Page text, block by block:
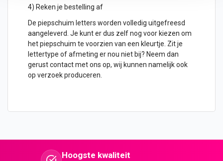
4) Reken je bestelling af
De piepschuim letters worden volledig uitgefreesd
aangeleverd. Je kunt er dus zelf nog voor kiezen om
het piepschuim te voorzien van een kleurtje. Zit je
lettertype of afmeting er nou niet bij? Neem dan
gerust contact met ons op, wij kunnen namelijk ook
op verzoek produceren.
Hoogste kwaliteit